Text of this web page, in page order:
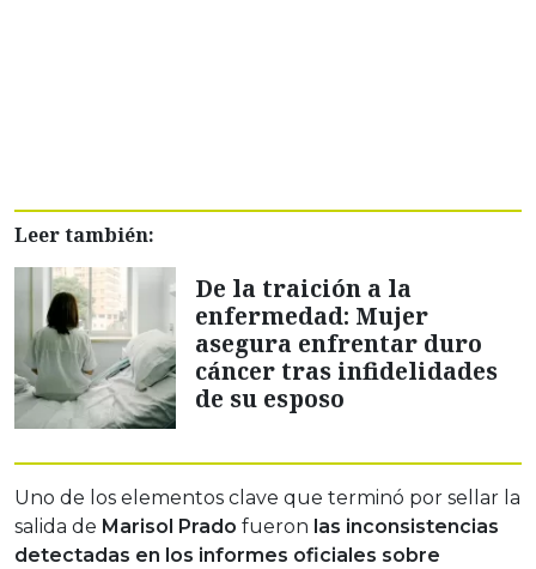
Leer también:
De la traición a la
enfermedad: Mujer
asegura enfrentar duro
cáncer tras infidelidades
de su esposo
Uno de los elementos clave que terminó por sellar la
salida de Marisol Prado fueron las inconsistencias
detectadas en los informes oficiales sobre